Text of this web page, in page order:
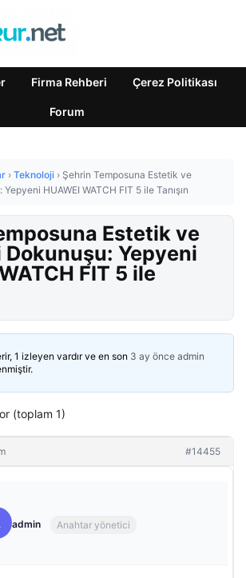
Firma Rehberi Çerez Politikası
Forum
› Teknoloji › Şehrin Temposuna Estetik ve
HUAWEI WATCH FIT 5 ile Tanışın
Estetik ve
Yepyeni
FIT 5 ile
1 izleyen vardır ve en son 3 ay önce admin
(toplam 1)
#14455
admin Anahtar yönetici